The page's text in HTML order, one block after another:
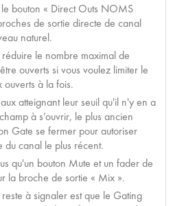
bouton « Direct Outs NOMS
de sortie directe de canal
naturel.
le nombre maximal de
ouverts si vous voulez limiter le
à la fois.
atteignant leur seuil qu'il n'y en a
à s’ouvrir, le plus ancien
Gate se fermer pour autoriser
du canal le plus récent.
qu'un bouton Mute et un fader de
la broche de sortie « Mix ».
à signaler est que le Gating